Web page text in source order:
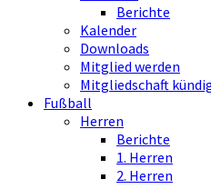
Berichte
Kalender
Downloads
Mitglied werden
Mitgliedschaft
Fußball
Herren
Berichte
1. Herren
2. Herren